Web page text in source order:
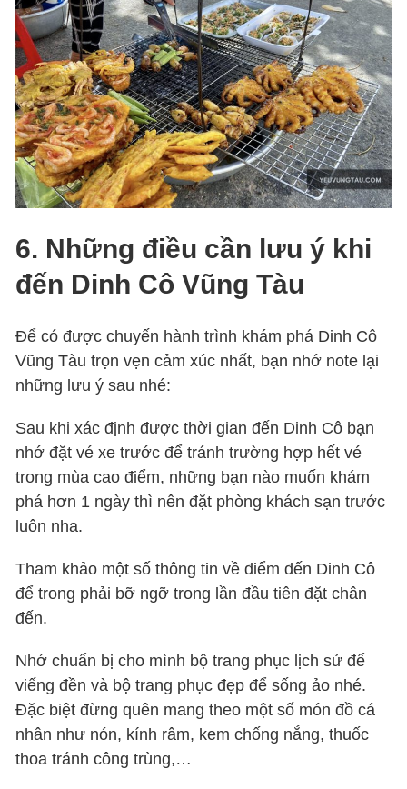
6. Những điều cần lưu ý khi
đến Dinh Cô Vũng Tàu
Để có được chuyến hành trình khám phá Dinh Cô
Vũng Tàu trọn vẹn cảm xúc nhất, bạn nhớ note lại
những lưu ý sau nhé:
Sau khi xác định được thời gian đến Dinh Cô bạn
nhớ đặt vé xe trước để tránh trường hợp hết vé
trong mùa cao điểm, những bạn nào muốn khám
phá hơn 1 ngày thì nên đặt phòng khách sạn trước
luôn nha.
Tham khảo một số thông tin về điểm đến Dinh Cô
để trong phải bỡ ngỡ trong lần đầu tiên đặt chân
đến.
Nhớ chuẩn bị cho mình bộ trang phục lịch sử để
viếng đền và bộ trang phục đẹp để sống ảo nhé.
Đặc biệt đừng quên mang theo một số món đồ cá
nhân như nón, kính râm, kem chống nắng, thuốc
thoa tránh công trùng,…